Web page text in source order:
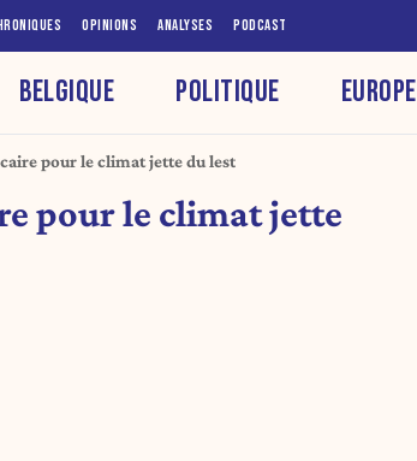
OPINIONS ANALYSES PODCAST
BELGIQUE POLITIQUE EUROPE
pour le climat jette du lest
pour le climat jette